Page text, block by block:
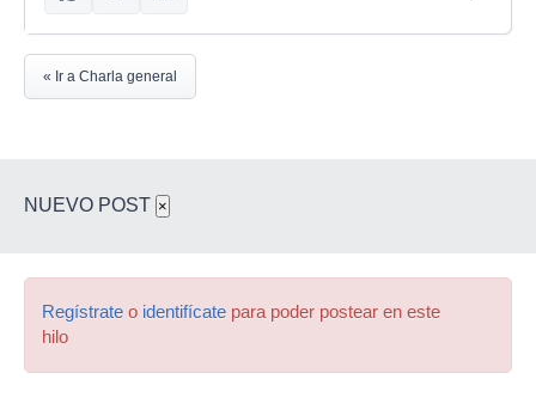
« Ir a Charla general
NUEVO POST ×
Regístrate o identifícate para poder postear en este
hilo